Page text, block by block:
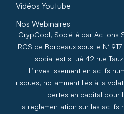
Vidéos Youtube
Nos Webinaires
CrypCool, Société par Actions
RCS de Bordeaux sous le N°
social est situé 42 rue
L’investissement en actifs
risques, notamment liés à la
pertes en capital pour
La règlementation sur les actifs